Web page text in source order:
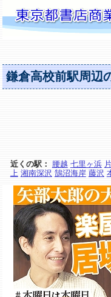
鎌倉高校前駅周辺
近くの駅： 腰越 七里ヶ浜
上 湘南深沢 鵠沼海岸 藤沢